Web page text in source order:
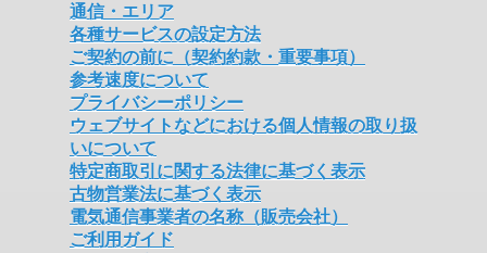
通信・エリア
各種サービスの設定方法
ご契約の前に（契約約款・重要事項）
参考速度について
プライバシーポリシー
ウェブサイトなどにおける個人情報の取り扱
いについて
特定商取引に関する法律に基づく表示
古物営業法に基づく表示
電気通信事業者の名称（販売会社）
ご利用ガイド